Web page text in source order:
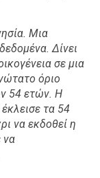
Μια
Δίνει
σε μια
όριο
54 ετών. Η
τα 54
να εκδοθεί η
να